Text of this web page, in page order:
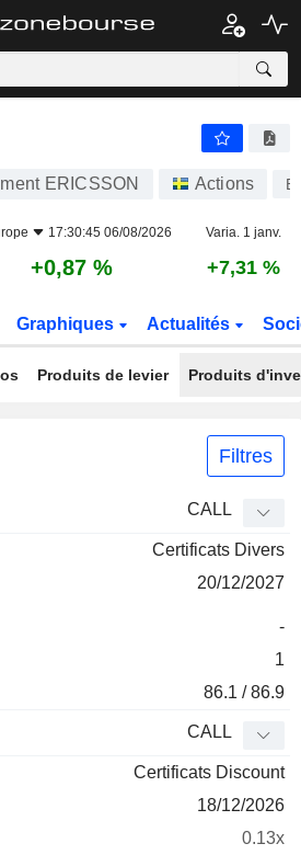
ERICSSON Actions
17:30:45 06/08/2026 Varia. 1 janv.
+0,87 % +7,31 %
Graphiques Actualités
Produits de levier Produits
Filtres
Elasticité Levier Parité
CALL
Certificats Divers
20/12/2027
-
1
86.1 / 86.9
CALL
Certificats Discount
18/12/2026
0.13x